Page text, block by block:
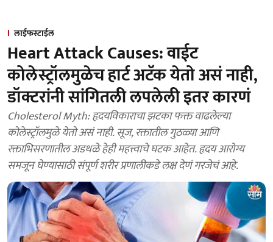
लाईफस्टाईल
Heart Attack Causes: वाईट
कोलेस्ट्रॉलमुळेच हार्ट अटॅक येतो असं नाही,
डॉक्टरांनी सांगितली लपलेली इतर कारणं
Cholesterol Myth: हृदयविकाराचा झटका फक्त वाढलेल्या
कोलेस्ट्रॉलमुळे येतो असं नाही. सूज, रक्तातील गुठळ्या आणि
रक्ताभिसरणातील अडथळे हेही महत्त्वाचे घटक आहेत. हृदय आरोग्य
समजून घेण्यासाठी संपूर्ण शरीर प्रणालीकडे लक्ष देणं गरजेचं आहे.